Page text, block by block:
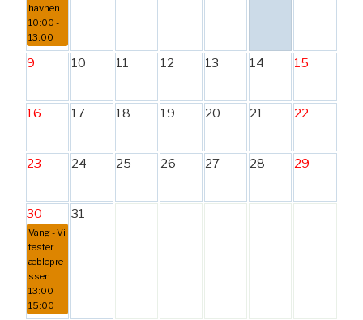
havnen
10:00 -
13:00
9 10 11 12 13 14 15
16 17 18 19 20 21 22
23 24 25 26 27 28 29
30
Vang - Vi
tester
æblepre
ssen
13:00 -
15:00
31